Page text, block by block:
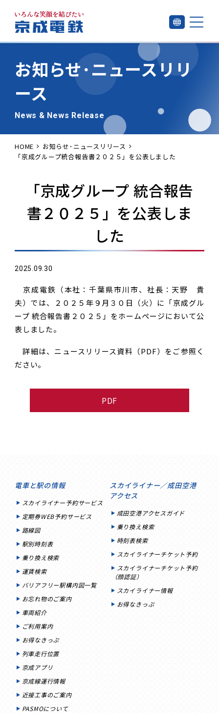
お知らせ･ニュースリリ
ース
News & News Release
HOME
お知らせ･ニュースリリース
「京成グループ統合報告書２０２５」を公表しました
「京成グループ 統合報告
書２０２５」を公表しま
した
2025.09.30
京成電鉄（本社：千葉県市川市、社長：天野 貴
夫）では、２０２５年９月３０日（火）に「京成グル
ープ 統合報告書２０２５」をホームページにおいて公
表しました。
詳細は、ニュースリリース資料（PDF）をご参照く
ださい。
PDF
電車と駅の情報
スカイライナー予約サービス
定期券WEB予約サービス
路線図
駅別時刻表
乗り換え検索
運賃検索
バリアフリー駅構内図一覧
お忘れ物のご案内
車両紹介
ご利用案内
お得なきっぷ
列車走行位置
京成アプリ
京成線運行情報
近接工事のご案内
PASMOについて
スカイライナー／成田空港
アクセス
成田空港アクセスガイド
乗り換え検索
時刻表検索
スカイライナーチケット予約
スカイライナーチケット予約
（顔認証）
スカイライナー情報
お得なきっぷ